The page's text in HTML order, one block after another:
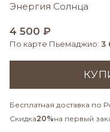
Энергия Солнца
4 500 ₽
По карте Пьемаджио: 3
Бесплатная доставка по
Скидка20%на первый